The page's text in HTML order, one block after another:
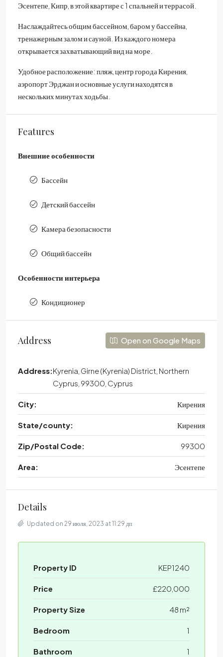
Эсентепе, Кипр, в этой квартире с 1 спальней и террасой.
Наслаждайтесь общим бассейном, баром у бассейна,
тренажерным залом и сауной. Из каждого номера
открывается захватывающий вид на море.
Удобное расположение: пляж, центр города Кирения,
аэропорт Эрджан и основные услуги находятся в
нескольких минутах ходьбы.
Features
Внешние особенности
Бассейн
Детский бассейн
Камера безопасности
Общий бассейн
Особенности интерьера
Кондиционер
Address Open on Google Maps
Address:Kyrenia, Girne (Kyrenia) District, Northern
Cyprus, 99300, Cyprus
City: Кирения
State/county: Кирения
Zip/Postal Code: 99300
Area: Эсентепе
Details
Updated on 29 июля, 2023 at 11:29 дп
Property ID KEP1240
Price £220,000
Property Size 48 m²
Bedroom 1
Bathroom 1